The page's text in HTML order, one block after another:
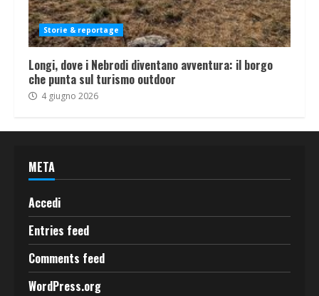
Storie & reportage
Longi, dove i Nebrodi diventano avventura: il borgo
che punta sul turismo outdoor
4 giugno 2026
META
Accedi
Entries feed
Comments feed
WordPress.org